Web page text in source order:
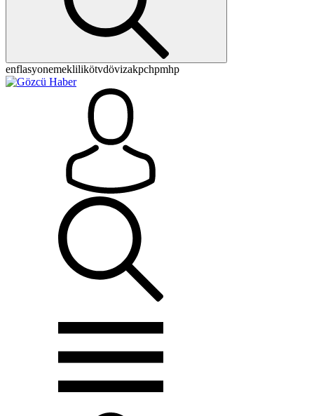
enflasyonemeklilikötvdövizakpchpmhp